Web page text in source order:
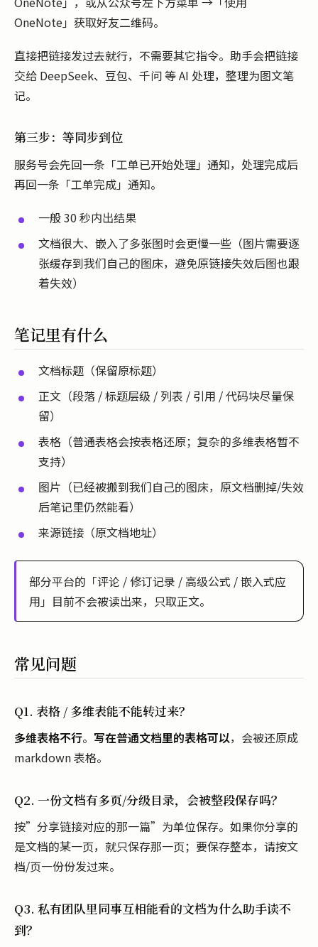
OneNote」获取好友二维码。
直接把链接发过去就行，不需要其它指令。助手会把链接
交给 DeepSeek、豆包、千问 等 AI 处理，整理为图文笔
记。
第三步：等同步到位
服务号会先回一条「工单已开始处理」通知，处理完成后
再回一条「工单完成」通知。
一般 30 秒内出结果
文档很大、嵌入了多张图时会更慢一些（图片需要逐
张缓存到我们自己的图床，避免原链接失效后图也跟
着失效）
笔记里有什么
文档标题（保留原标题）
正文（段落 / 标题层级 / 列表 / 引用 / 代码块尽量保
留）
表格（普通表格会按表格还原；复杂的多维表格暂不
支持）
图片（已经被搬到我们自己的图床，原文档删掉/失效
后笔记里仍然能看）
来源链接（原文档地址）
部分平台的「评论 / 修订记录 / 高级公式 / 嵌入式应
用」目前不会被读出来，只取正文。
常见问题
Q1. 表格 / 多维表能不能转过来？
多维表格不行。 写在普通文档里的表格可以，会被还原成
markdown 表格。
Q2. 一份文档有多页/分级目录，会被整段保存吗？
按”分享链接对应的那一篇”为单位保存。如果你分享的
是文档的某一页，就只保存那一页；要保存整本，请按文
档/页一份份发过来。
Q3. 私有团队里同事互相能看的文档为什么助手读不
到？